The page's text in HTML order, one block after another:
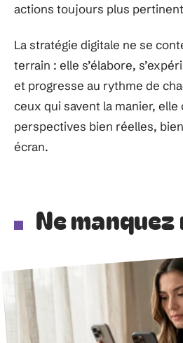
actions toujours plus
La stratégie digitale ne se
terrain : elle s’élabore,
et progresse au rythme de
ceux qui savent la manier, elle
perspectives bien réelles,
écran.
Ne